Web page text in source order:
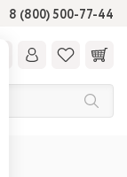
8 (800) 500-77-44